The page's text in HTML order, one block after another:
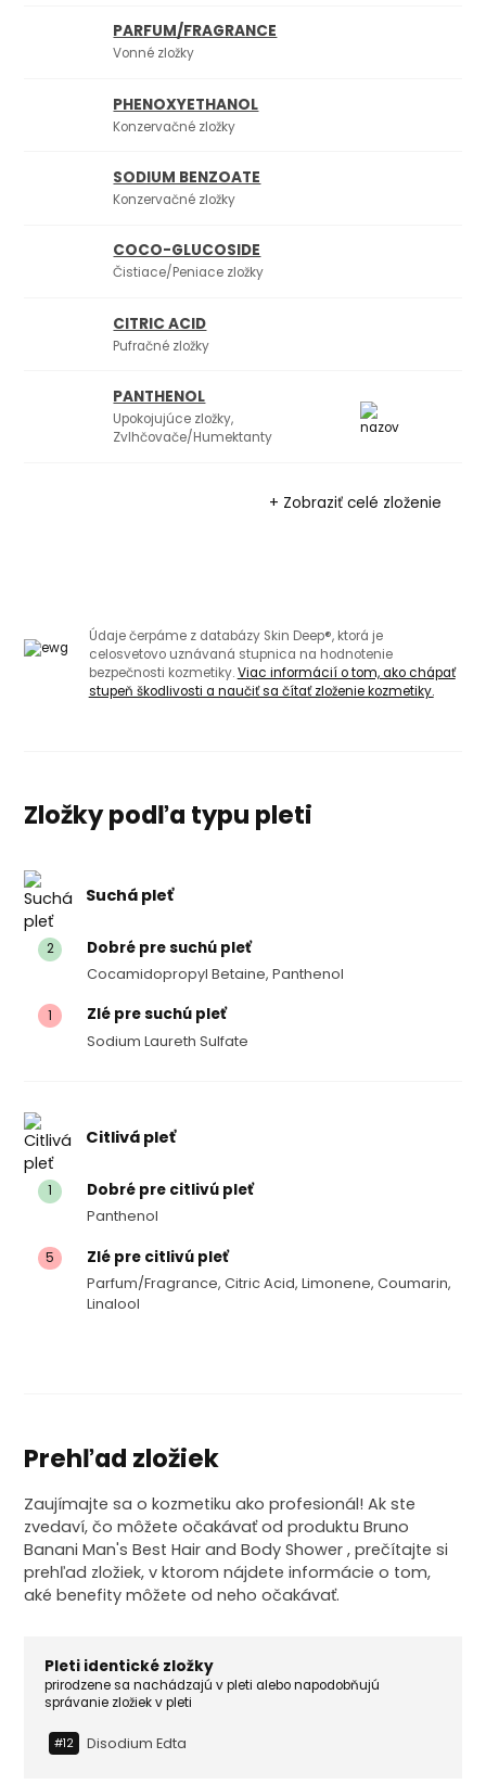
PARFUM/FRAGRANCE
Vonné zložky
PHENOXYETHANOL
Konzervačné zložky
SODIUM BENZOATE
Konzervačné zložky
COCO-GLUCOSIDE
Čistiace/Peniace zložky
CITRIC ACID
Pufračné zložky
PANTHENOL
Upokojujúce zložky,
Zvlhčovače/Humektanty
+ Zobraziť celé zloženie
Údaje čerpáme z databázy Skin Deep®, ktorá je
celosvetovo uznávaná stupnica na hodnotenie
bezpečnosti kozmetiky.Viac informácií o tom, ako chápať
stupeň škodlivosti a naučiť sa čítať zloženie kozmetiky.
Zložky podľa typu pleti
Suchá pleť
2 Dobré pre suchú pleť
Cocamidopropyl Betaine, Panthenol
1 Zlé pre suchú pleť
Sodium Laureth Sulfate
Citlivá pleť
1 Dobré pre citlivú pleť
Panthenol
5 Zlé pre citlivú pleť
Parfum/fragrance, Citric Acid, Limonene, Coumarin,
Linalool
Prehľad zložiek
Zaujímajte sa o kozmetiku ako profesionál! Ak ste
zvedaví, čo môžete očakávať od produktu Bruno
Banani Man's Best Hair and Body Shower , prečítajte si
prehľad zložiek, v ktorom nájdete informácie o tom,
aké benefity môžete od neho očakávať.
Pleti identické zložky
prirodzene sa nachádzajú v pleti alebo napodobňujú
správanie zložiek v pleti
#12 Disodium Edta